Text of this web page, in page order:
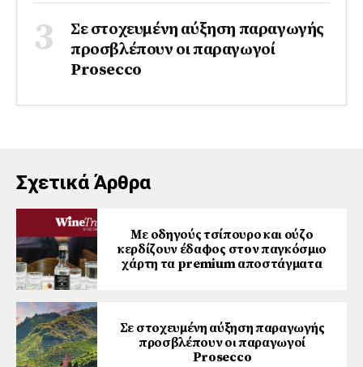
Σε στοχευμένη αύξηση παραγωγής
προσβλέπουν οι παραγωγοί
Prosecco
Σχετικά Άρθρα
Με οδηγούς τσίπουρο και ούζο
κερδίζουν έδαφος στoν παγκόσμιο
χάρτη τα premium αποστάγματα
Σε στοχευμένη αύξηση παραγωγής
προσβλέπουν οι παραγωγοί
Prosecco